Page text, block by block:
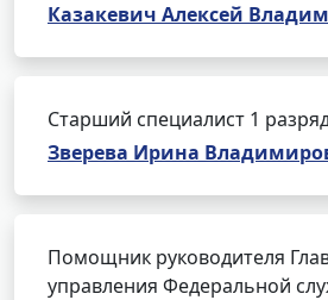
Казакевич Алексей
Старший специалист 1
Зверева Ирина
Помощник руководителя
управления Федеральной